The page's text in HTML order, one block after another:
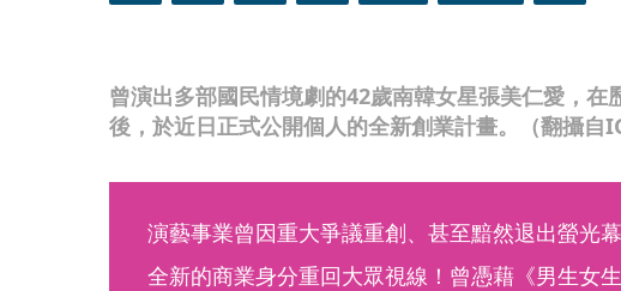
曾演出多部國民情境劇的42歲南韓女星張美仁愛，在
後，於近日正式公開個人的全新創業計畫。（翻攝自
演藝事業曾因重大爭議重創、甚至黯然退出螢光
全新的商業身分重回大眾視線！曾憑藉《男生女